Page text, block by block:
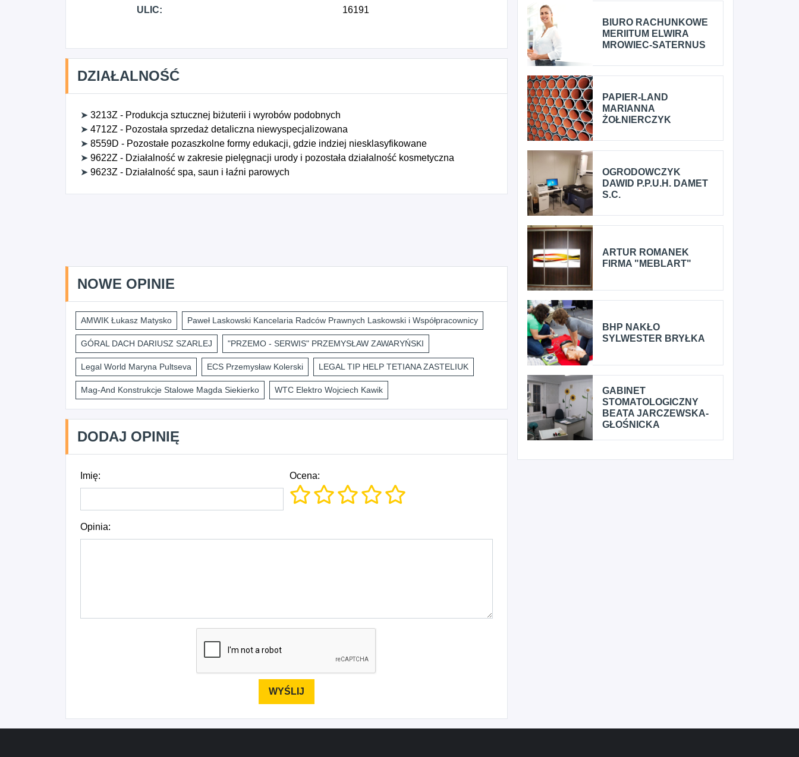
ULIC: 16191
DZIAŁALNOŚĆ
➤ 3213Z - Produkcja sztucznej biżuterii i wyrobów podobnych
➤ 4712Z - Pozostała sprzedaż detaliczna niewyspecjalizowana
➤ 8559D - Pozostałe pozaszkolne formy edukacji, gdzie indziej niesklasyfikowane
➤ 9622Z - Działalność w zakresie pielęgnacji urody i pozostała działalność kosmetyczna
➤ 9623Z - Działalność spa, saun i łaźni parowych
NOWE OPINIE
AMWIK Łukasz Matysko Paweł Laskowski Kancelaria Radców Prawnych Laskowski i Współpracownicy
GÓRAL DACH DARIUSZ SZARLEJ "PRZEMO - SERWIS" PRZEMYSŁAW ZAWARYŃSKI
Legal World Maryna Pultseva ECS Przemysław Kolerski LEGAL TIP HELP TETIANA ZASTELIUK
Mag-And Konstrukcje Stalowe Magda Siekierko WTC Elektro Wojciech Kawik
DODAJ OPINIĘ
Imię: Ocena:
Opinia:
BIURO RACHUNKOWE
MERIITUM ELWIRA
MROWIEC-SATERNUS
PAPIER-LAND
MARIANNA
ŻOŁNIERCZYK
OGRODOWCZYK
DAWID P.P.U.H. DAMET
S.C.
ARTUR ROMANEK
FIRMA "MEBLART"
BHP NAKŁO
SYLWESTER BRYŁKA
GABINET
STOMATOLOGICZNY
BEATA JARCZEWSKA-
GŁOŚNICKA